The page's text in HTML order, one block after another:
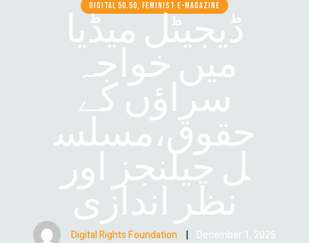
DIGITAL 50.50, FEMINIST E-MAGAZINE
ڈیجیٹل میڈیا
میں خواجہ
سراؤں کے
حقوق،مسلس
ل چیلنجز اور
نظر اندازی
Digital Rights Foundation | December 1, 2025